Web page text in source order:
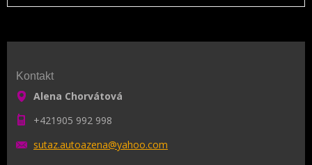
Kontakt
Alena Chorvátová
+421905 992 998
sutaz.autoazena@yahoo.com